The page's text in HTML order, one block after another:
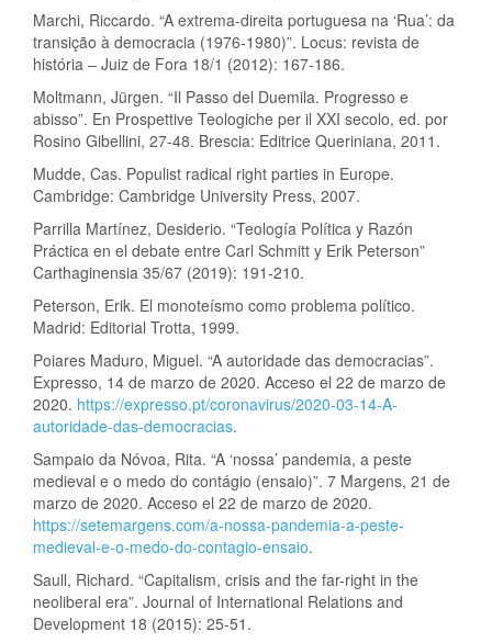
Marchi, Riccardo. “A extrema-direita portuguesa na ‘Rua’: da
transição à democracia (1976-1980)”. Locus: revista de
história – Juiz de Fora 18/1 (2012): 167-186.
Moltmann, Jürgen. “Il Passo del Duemila. Progresso e
abisso”. En Prospettive Teologiche per il XXI secolo, ed. por
Rosino Gibellini, 27-48. Brescia: Editrice Queriniana, 2011.
Mudde, Cas. Populist radical right parties in Europe.
Cambridge: Cambridge University Press, 2007.
Parrilla Martínez, Desiderio. “Teología Política y Razón
Práctica en el debate entre Carl Schmitt y Erik Peterson”
Carthaginensia 35/67 (2019): 191-210.
Peterson, Erik. El monoteísmo como problema político.
Madrid: Editorial Trotta, 1999.
Poiares Maduro, Miguel. “A autoridade das democracias”.
Expresso, 14 de marzo de 2020. Acceso el 22 de marzo de
2020. https://expresso.pt/coronavirus/2020-03-14-A-
autoridade-das-democracias.
Sampaio da Nóvoa, Rita. “A ‘nossa’ pandemia, a peste
medieval e o medo do contágio (ensaio)”. 7 Margens, 21 de
marzo de 2020. Acceso el 22 de marzo de 2020.
https://setemargens.com/a-nossa-pandemia-a-peste-
medieval-e-o-medo-do-contagio-ensaio.
Saull, Richard. “Capitalism, crisis and the far-right in the
neoliberal era”. Journal of International Relations and
Development 18 (2015): 25-51.